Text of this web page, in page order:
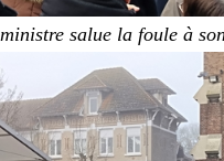
salue la foule à